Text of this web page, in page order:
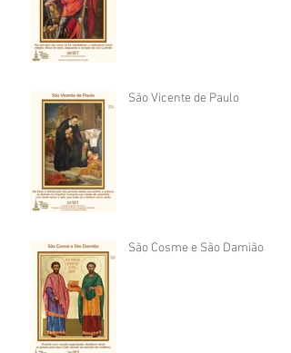
São Vicente de Paulo
São Cosme e São Damião